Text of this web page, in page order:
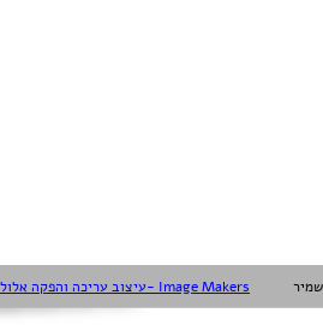
עיצוב עריכה והפקה אלול- Image Makers